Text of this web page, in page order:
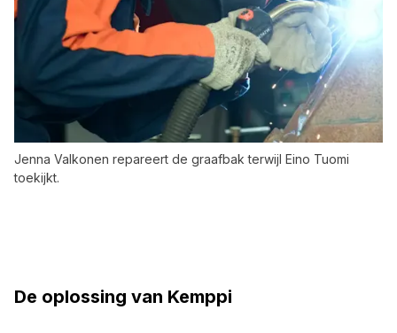
Jenna Valkonen repareert de graafbak terwijl Eino Tuomi
toekijkt.
De oplossing van Kemppi